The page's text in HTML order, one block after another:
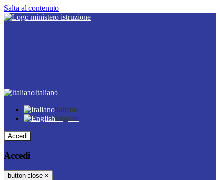
Salta al contenuto
Italiano
Italiano
English
Accedi
Accedi
button close ×